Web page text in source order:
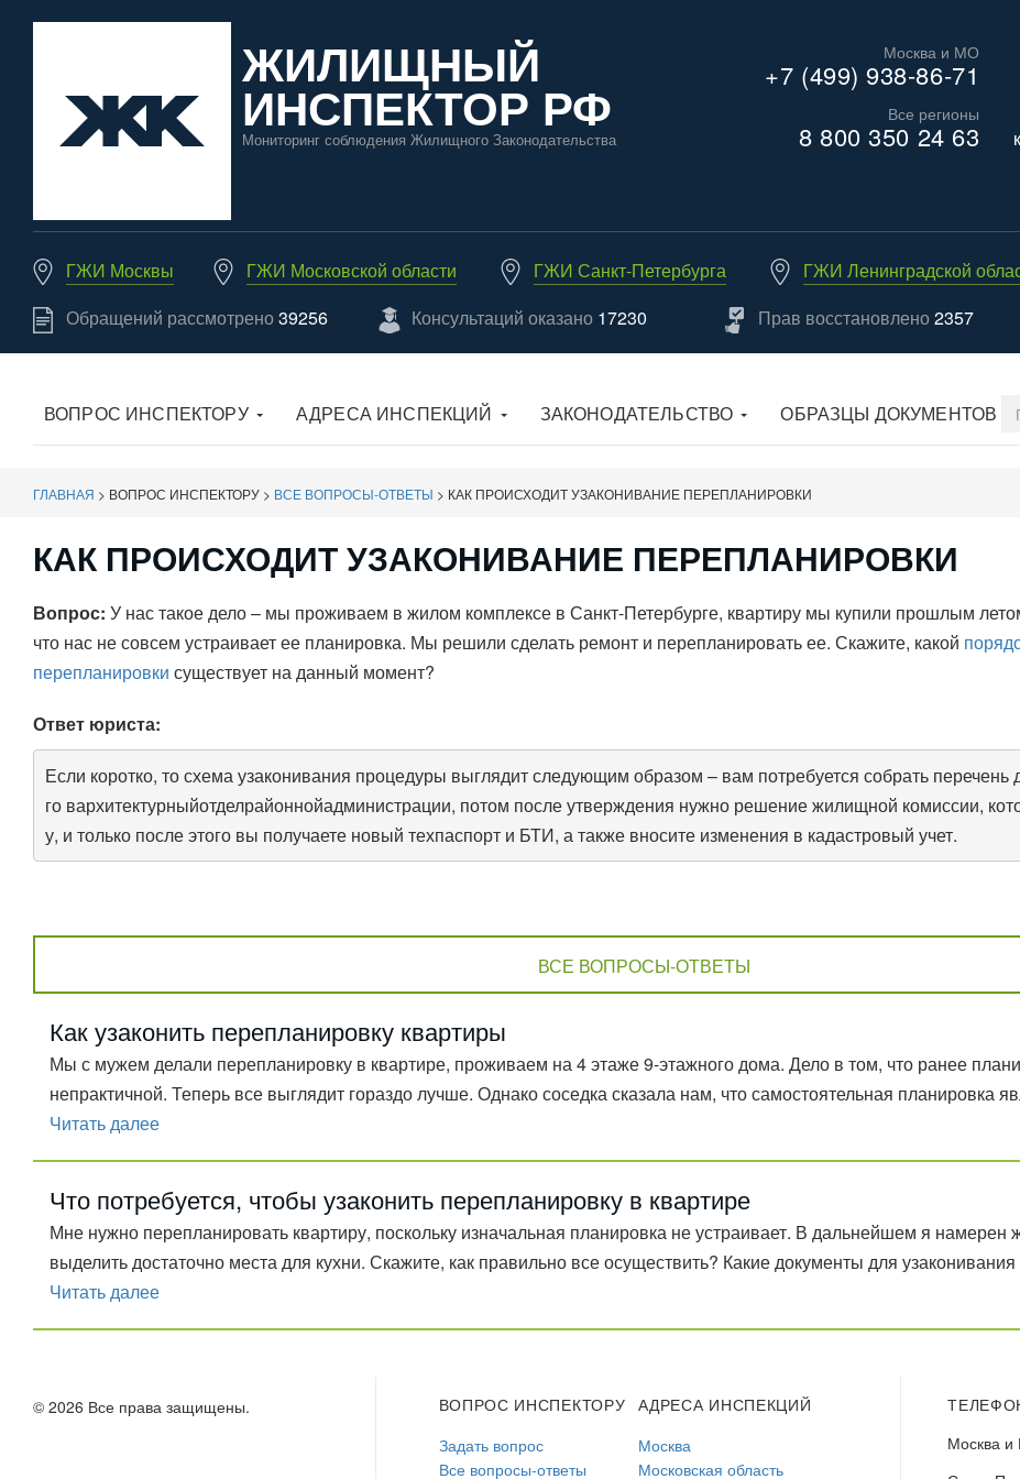
ЖИЛИЩНЫЙ
ИНСПЕКТОР РФ
Мониторинг соблюдения Жилищного Законодательства
Москва и МО
+7 (499) 938-86-71
Все регионы
8 800 350 24 63
ГЖИ Москвы ГЖИ Московской области ГЖИ Санкт-Петербурга
ГЖИ Ленинградской
Обращений рассмотрено39256 Консультаций оказано 17230 Прав восстановлено2357
ВОПРОС ИНСПЕКТОРУ АДРЕСА ИНСПЕКЦИЙ ЗАКОНОДАТЕЛЬСТВО ОБРАЗЦЫ ДОКУМЕНТОВ
ГЛАВНАЯ > ВОПРОС ИНСПЕКТОРУ > ВСЕ ВОПРОСЫ-ОТВЕТЫ > КАК ПРОИСХОДИТ УЗАКОНИВАНИЕ ПЕРЕПЛАНИРОВКИ
КАК ПРОИСХОДИТ УЗАКОНИВАНИЕ ПЕРЕПЛАНИРОВКИ
Вопрос: У нас такое дело – мы проживаем в жилом комплексе в Санкт-Петербурге, квартиру мы купили прошлым
что нас не совсем устраивает ее планировка. Мы решили сделать ремонт и перепланировать ее. Скажите, какой
перепланировки существует на данный момент?
Ответ юриста:
Если коротко, то схема узаконивания процедуры выглядит следующим образом – вам потребуется собрать перечень
го вархитектурныйотделрайоннойадминистрации, потом после утверждения нужно решение жилищной комиссии,
у, и только после этого вы получаете новый техпаспорт и БТИ, а также вносите изменения в кадастровый учет.
ВСЕ ВОПРОСЫ-ОТВЕТЫ
Как узаконить перепланировку квартиры
Мы с мужем делали перепланировку в квартире, проживаем на 4 этаже 9-этажного дома. Дело в том, что ранее
непрактичной. Теперь все выглядит гораздо лучше. Однако соседка сказала нам, что самостоятельная планировка
Читать далее
Что потребуется, чтобы узаконить перепланировку в квартире
Мне нужно перепланировать квартиру, поскольку изначальная планировка не устраивает. В дальнейшем я намерен
выделить достаточно места для кухни. Скажите, как правильно все осуществить? Какие документы для
Читать далее
© 2026 Все права защищены.
ВОПРОС ИНСПЕКТОРУ
Задать вопрос
Все вопросы-ответы
АДРЕСА ИНСПЕКЦИЙ
Москва
Московская область
Москва